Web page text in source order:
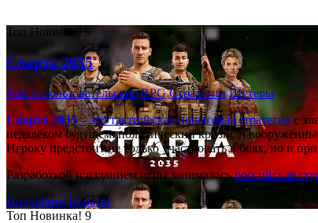
Топ Новинка! 9
Спарта 2035
Многопользовательские RPG Стратегии Шутеры
Спарта 2035– это тактическаяпошаговая стратегияс
недалёком будущем: политический кризис и
Игроку предстоит не только участвовать в боях, но и
Разработкой и изданием игры занималасьроссийская
Подробнее Играть!
Топ Новинка! 9